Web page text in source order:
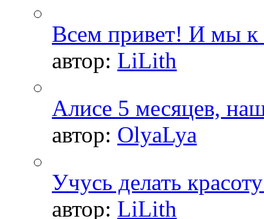
Всем привет! И мы к
автор: LiLith
Алисе 5 месяцев,
автор: OlyaLya
Учусь делать
автор: LiLith